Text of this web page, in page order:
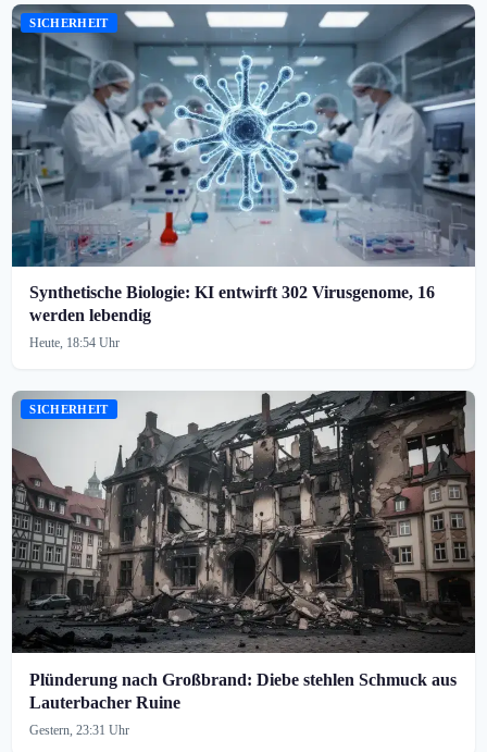
SICHERHEIT
Synthetische Biologie: KI entwirft 302 Virusgenome, 16
werden lebendig
Heute, 18:54 Uhr
SICHERHEIT
Plünderung nach Großbrand: Diebe stehlen Schmuck aus
Lauterbacher Ruine
Gestern, 23:31 Uhr